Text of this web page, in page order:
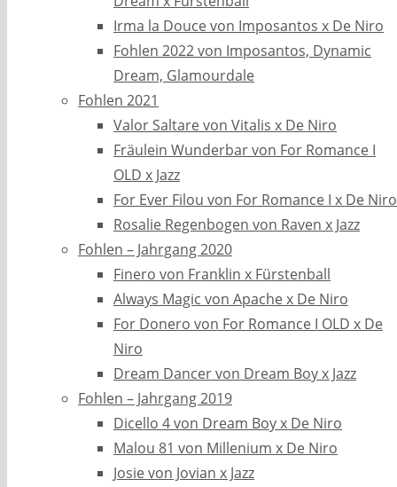
Irma la Douce von Imposantos x De Niro
Fohlen 2022 von Imposantos, Dynamic
Dream, Glamourdale
Fohlen 2021
Valor Saltare von Vitalis x De Niro
Fräulein Wunderbar von For Romance I
OLD x Jazz
For Ever Filou von For Romance I x De Niro
Rosalie Regenbogen von Raven x Jazz
Fohlen – Jahrgang 2020
Finero von Franklin x Fürstenball
Always Magic von Apache x De Niro
For Donero von For Romance I OLD x De
Niro
Dream Dancer von Dream Boy x Jazz
Fohlen – Jahrgang 2019
Dicello 4 von Dream Boy x De Niro
Malou 81 von Millenium x De Niro
Josie von Jovian x Jazz